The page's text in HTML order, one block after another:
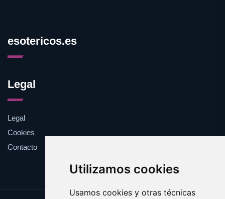
Utilizamos cookies
Usamos cookies y otras técnicas
esotericos.es
Legal
Legal
Cookies
Contacto